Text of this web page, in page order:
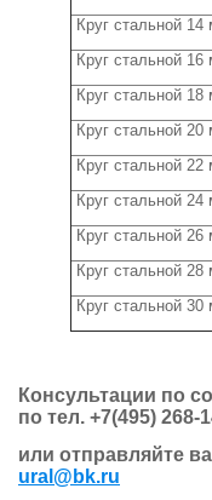
Круг стальной 14
Круг стальной 16
Круг стальной 18
Круг стальной 20
Круг стальной 22
Круг стальной 24
Круг стальной 26
Круг стальной 28
Круг стальной 30
Консультации по
по тел. +7(495) 268-
или отправляйте
ural@bk.ru